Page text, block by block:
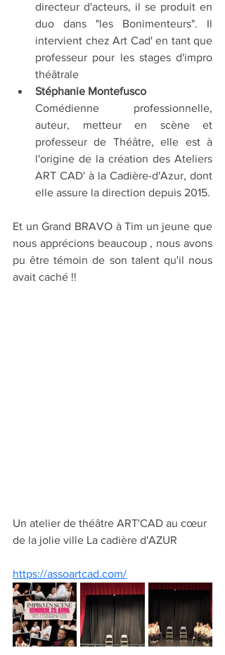
directeur d'acteurs, il se produit en
duo dans "les Bonimenteurs". Il
intervient chez Art Cad' en tant que
professeur pour les stages d'impro
théâtrale
Stéphanie Montefusco
Comédienne professionnelle,
auteur, metteur en scène et
professeur de Théâtre, elle est à
l'origine de la création des Ateliers
ART CAD' à la Cadière-d'Azur, dont
elle assure la direction depuis 2015.
Et un Grand BRAVO à Tim un jeune que
nous apprécions beaucoup , nous avons
pu être témoin de son talent qu'il nous
avait caché !!
Un atelier de théâtre ART'CAD au cœur
de la jolie ville La cadière d'AZUR
https://assoartcad.com/